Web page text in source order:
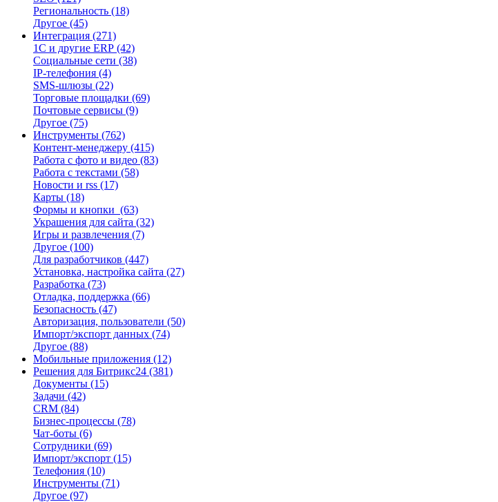
Региональность (18)
Другое (45)
Интеграция (271)
1С и другие ERP (42)
Социальные сети (38)
IP-телефония (4)
SMS-шлюзы (22)
Торговые площадки (69)
Почтовые сервисы (9)
Другое (75)
Инструменты (762)
Контент-менеджеру (415)
Работа с фото и видео (83)
Работа с текстами (58)
Новости и rss (17)
Карты (18)
Формы и кнопки (63)
Украшения для сайта (32)
Игры и развлечения (7)
Другое (100)
Для разработчиков (447)
Установка, настройка сайта (27)
Разработка (73)
Отладка, поддержка (66)
Безопасность (47)
Авторизация, пользователи (50)
Импорт/экспорт данных (74)
Другое (88)
Мобильные приложения (12)
Решения для Битрикс24 (381)
Документы (15)
Задачи (42)
CRM (84)
Бизнес-процессы (78)
Чат-боты (6)
Сотрудники (69)
Импорт/экспорт (15)
Телефония (10)
Инструменты (71)
Другое (97)